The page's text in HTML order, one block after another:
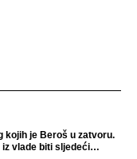
kojih je Beroš u zatvoru.
iz vlade biti sljedeći